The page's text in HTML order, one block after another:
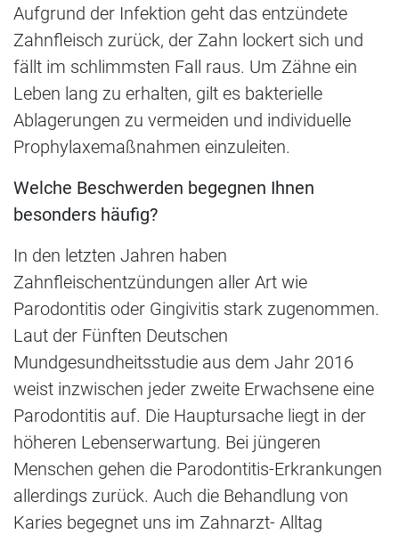
Aufgrund der Infektion geht das entzündete
Zahnfleisch zurück, der Zahn lockert sich und
fällt im schlimmsten Fall raus. Um Zähne ein
Leben lang zu erhalten, gilt es bakterielle
Ablagerungen zu vermeiden und individuelle
Prophylaxemaßnahmen einzuleiten.
Welche Beschwerden begegnen Ihnen
besonders häufig?
In den letzten Jahren haben
Zahnfleischentzündungen aller Art wie
Parodontitis oder Gingivitis stark zugenommen.
Laut der Fünften Deutschen
Mundgesundheitsstudie aus dem Jahr 2016
weist inzwischen jeder zweite Erwachsene eine
Parodontitis auf. Die Hauptursache liegt in der
höheren Lebenserwartung. Bei jüngeren
Menschen gehen die Parodontitis-Erkrankungen
allerdings zurück. Auch die Behandlung von
Karies begegnet uns im Zahnarzt- Alltag